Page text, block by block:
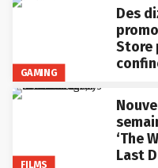
GAMING
Des
Store
FILMS
‘The
Last